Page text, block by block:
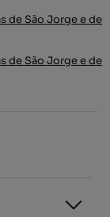
de São Jorge e de
de São Jorge e de